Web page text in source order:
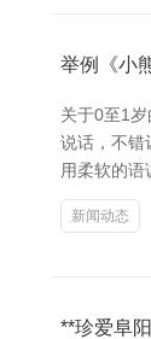
举例《小
关于0至1
说话，不错
用柔软的
新闻动态
**珍爱阜